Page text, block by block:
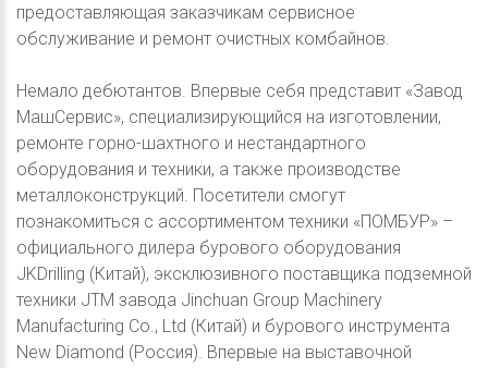
предоставляющая заказчикам сервисное
обслуживание и ремонт очистных комбайнов.
Немало дебютантов. Впервые себя представит «Завод
МашСервис», специализирующийся на изготовлении,
ремонте горно-шахтного и нестандартного
оборудования и техники, а также производстве
металлоконструкций. Посетители смогут
познакомиться с ассортиментом техники «ПОМБУР» –
официального дилера бурового оборудования
JKDrilling (Китай), эксклюзивного поставщика подземной
техники JTM завода Jinchuan Group Machinery
Manufacturing Co., Ltd (Китай) и бурового инструмента
New Diamond (Россия). Впервые на выставочной